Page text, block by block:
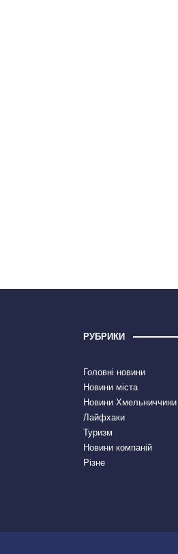
РУБРИКИ
Головні новини
Новини міста
Новини Хмельниччини
Лайфхаки
Туризм
Новини компаній
Різне